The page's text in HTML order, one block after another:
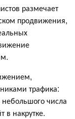
размечает
продвижения,
трафика:
числа
в накрутке.